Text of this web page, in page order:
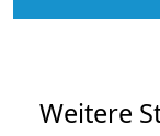
Weitere